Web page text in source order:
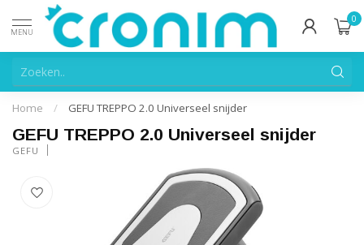
MENU
0
Home / GEFU TREPPO 2.0 Universeel snijder
GEFU TREPPO 2.0 Universeel snijder
GEFU